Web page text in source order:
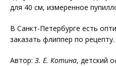
для 40 см, измеренное
В Санкт-Петербурге есть
заказать флиппер по рецепту.
Автор: З. Е. Котина, детский